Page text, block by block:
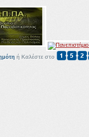
ή Καλέστε στο